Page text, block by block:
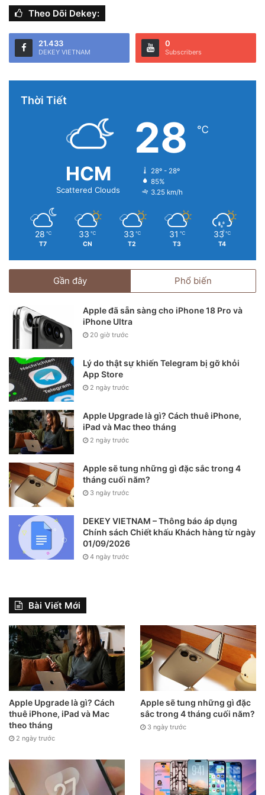
Theo Dõi Dekey:
21.433
DEKEY VIETNAM
0
Subscribers
Thời Tiết
HCM
Scattered Clouds
28 ℃
28º - 28º
85%
3.25 km/h
28 ℃
T7
33 ℃
CN
33 ℃
T2
31 ℃
T3
33 ℃
T4
Gần đây Phổ biến
Apple đã sẵn sàng cho iPhone 18 Pro và
iPhone Ultra
20 giờ trước
Lý do thật sự khiến Telegram bị gỡ khỏi
App Store
2 ngày trước
Apple Upgrade là gì? Cách thuê iPhone,
iPad và Mac theo tháng
2 ngày trước
Apple sẽ tung những gì đặc sắc trong 4
tháng cuối năm?
3 ngày trước
DEKEY VIETNAM – Thông báo áp dụng
Chính sách Chiết khấu Khách hàng từ ngày
01/09/2026
4 ngày trước
Bài Viết Mới
Apple Upgrade là gì? Cách
thuê iPhone, iPad và Mac
theo tháng
2 ngày trước
Apple sẽ tung những gì đặc
sắc trong 4 tháng cuối năm?
3 ngày trước